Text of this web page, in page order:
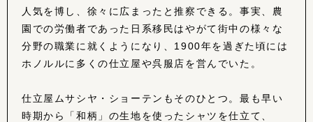
人気を博し、徐々に広まったと推察できる。事実、農
園での労働者であった日系移民はやがて街中の様々な
分野の職業に就くようになり、1900年を過ぎた頃には
ホノルルに多くの仕立屋や呉服店を営んでいた。
仕立屋ムサシヤ・ショーテンもそのひとつ。最も早い
時期から「和柄」の生地を使ったシャツを仕立て、